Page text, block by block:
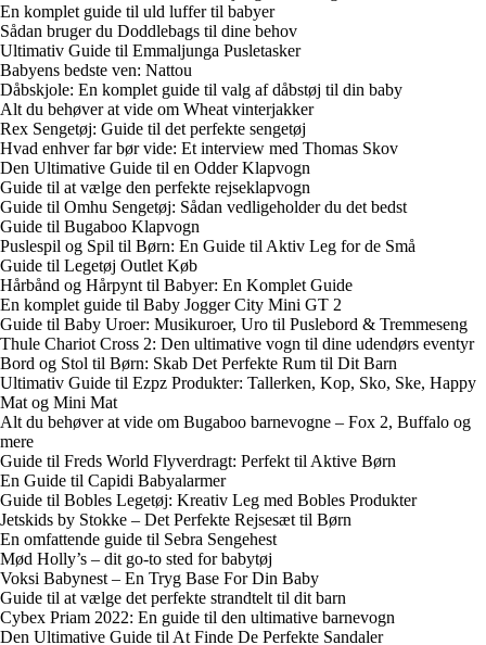
En komplet guide til uld luffer til babyer
Sådan bruger du Doddlebags til dine behov
Ultimativ Guide til Emmaljunga Pusletasker
Babyens bedste ven: Nattou
Dåbskjole: En komplet guide til valg af dåbstøj til din baby
Alt du behøver at vide om Wheat vinterjakker
Rex Sengetøj: Guide til det perfekte sengetøj
Hvad enhver far bør vide: Et interview med Thomas Skov
Den Ultimative Guide til en Odder Klapvogn
Guide til at vælge den perfekte rejseklapvogn
Guide til Omhu Sengetøj: Sådan vedligeholder du det bedst
Guide til Bugaboo Klapvogn
Puslespil og Spil til Børn: En Guide til Aktiv Leg for de Små
Guide til Legetøj Outlet Køb
Hårbånd og Hårpynt til Babyer: En Komplet Guide
En komplet guide til Baby Jogger City Mini GT 2
Guide til Baby Uroer: Musikuroer, Uro til Puslebord & Tremmeseng
Thule Chariot Cross 2: Den ultimative vogn til dine udendørs eventyr
Bord og Stol til Børn: Skab Det Perfekte Rum til Dit Barn
Ultimativ Guide til Ezpz Produkter: Tallerken, Kop, Sko, Ske, Happy
Mat og Mini Mat
Alt du behøver at vide om Bugaboo barnevogne – Fox 2, Buffalo og
mere
Guide til Freds World Flyverdragt: Perfekt til Aktive Børn
En Guide til Capidi Babyalarmer
Guide til Bobles Legetøj: Kreativ Leg med Bobles Produkter
Jetskids by Stokke – Det Perfekte Rejsesæt til Børn
En omfattende guide til Sebra Sengehest
Mød Holly’s – dit go-to sted for babytøj
Voksi Babynest – En Tryg Base For Din Baby
Guide til at vælge det perfekte strandtelt til dit barn
Cybex Priam 2022: En guide til den ultimative barnevogn
Den Ultimative Guide til At Finde De Perfekte Sandaler